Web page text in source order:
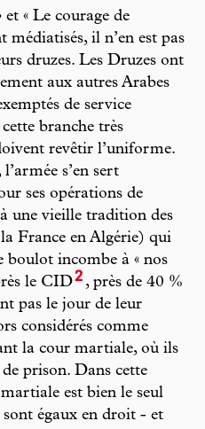
et « Le courage de
médiatisés, il n’en est pas
druzes. Les Druzes ont
aux autres Arabes
de service
branche très
revêtir l’uniforme.
s’en sert
ses opérations de
une vieille tradition des
France en Algérie) qui
boulot incombe à « nos
le CID2 , près de 40 %
pas le jour de leur
considérés comme
la cour martiale, où ils
prison. Dans cette
est bien le seul
égaux en droit - et